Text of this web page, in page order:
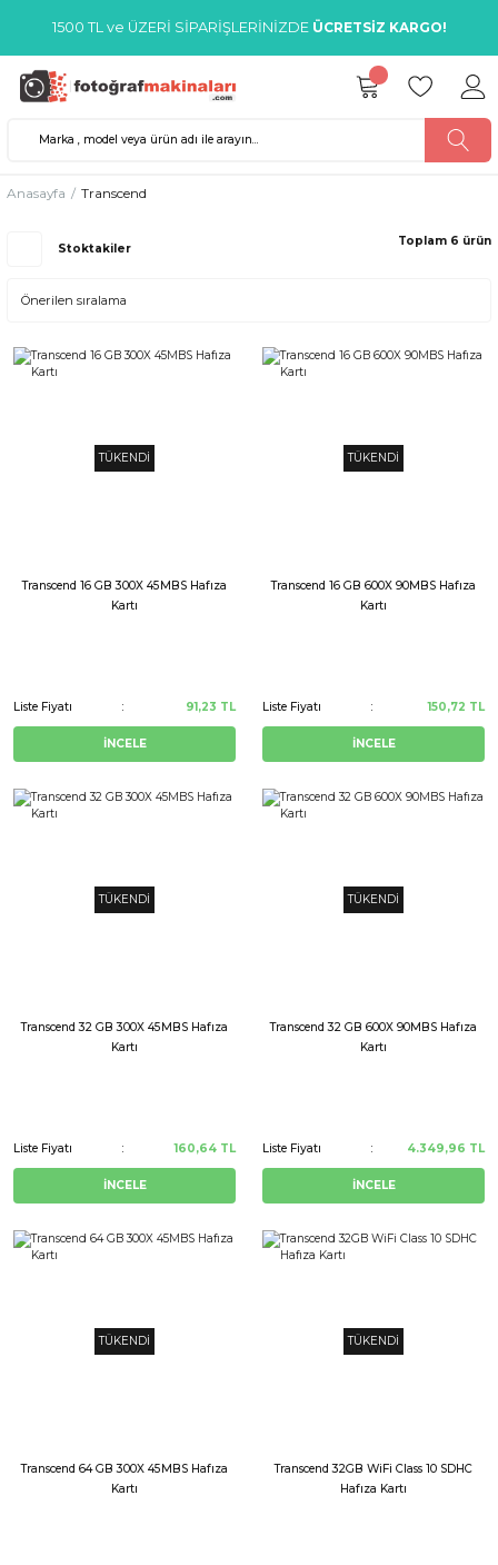
1500 TL ve ÜZERİ SİPARİŞLERİNİZDE ÜCRETSİZ KARGO!
Anasayfa Transcend
Stoktakiler
Toplam 6 ürün
TÜKENDİ
Transcend 16 GB 300X 45MBS Hafıza
Kartı
Liste Fiyatı 91,23 TL
İNCELE
TÜKENDİ
Transcend 16 GB 600X 90MBS Hafıza
Kartı
Liste Fiyatı 150,72 TL
İNCELE
TÜKENDİ
Transcend 32 GB 300X 45MBS Hafıza
Kartı
Liste Fiyatı 160,64 TL
İNCELE
TÜKENDİ
Transcend 32 GB 600X 90MBS Hafıza
Kartı
Liste Fiyatı 4.349,96 TL
İNCELE
TÜKENDİ
Transcend 64 GB 300X 45MBS Hafıza
Kartı
TÜKENDİ
Transcend 32GB WiFi Class 10 SDHC
Hafıza Kartı